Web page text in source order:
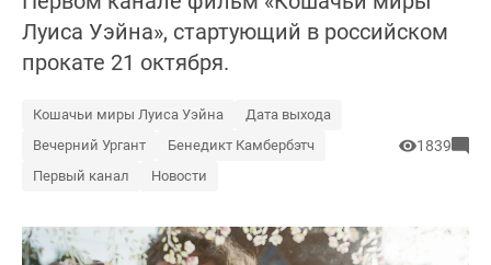
Луиса Уэйна», стартующий в российском
прокате 21 октября.
Кошачьи миры Луиса Уэйна
Дата выхода
Вечерний Ургант
Бенедикт Камбербэтч
Первый канал
Новости
1839